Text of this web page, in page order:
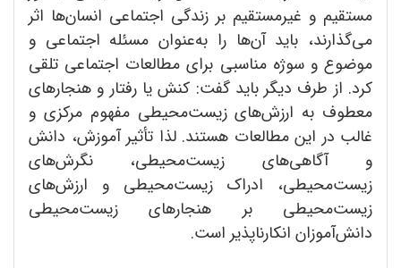
مستقیم و غیرمستقیم بر زندگی اجتماعی انسان‌ها اثر
می‌گذارند، باید آن‌ها را به‌عنوان مسئله اجتماعی و
موضوع و سوژه مناسبی برای مطالعات اجتماعی تلقی
کرد. از طرف دیگر باید گفت: کنش یا رفتار و هنجارهای
معطوف به ارزش‌های زیست‌محیطی مفهوم مرکزی و
غالب در این مطالعات هستند. لذا تأثیر آموزش، دانش
و آگاهی‌های زیست‌محیطی، نگرش‌های
زیست‌محیطی، ادراک زیست‌محیطی و ارزش‌های
زیست‌محیطی بر هنجارهای زیست‌محیطی
دانش‌آموزان انکارناپذیر است.